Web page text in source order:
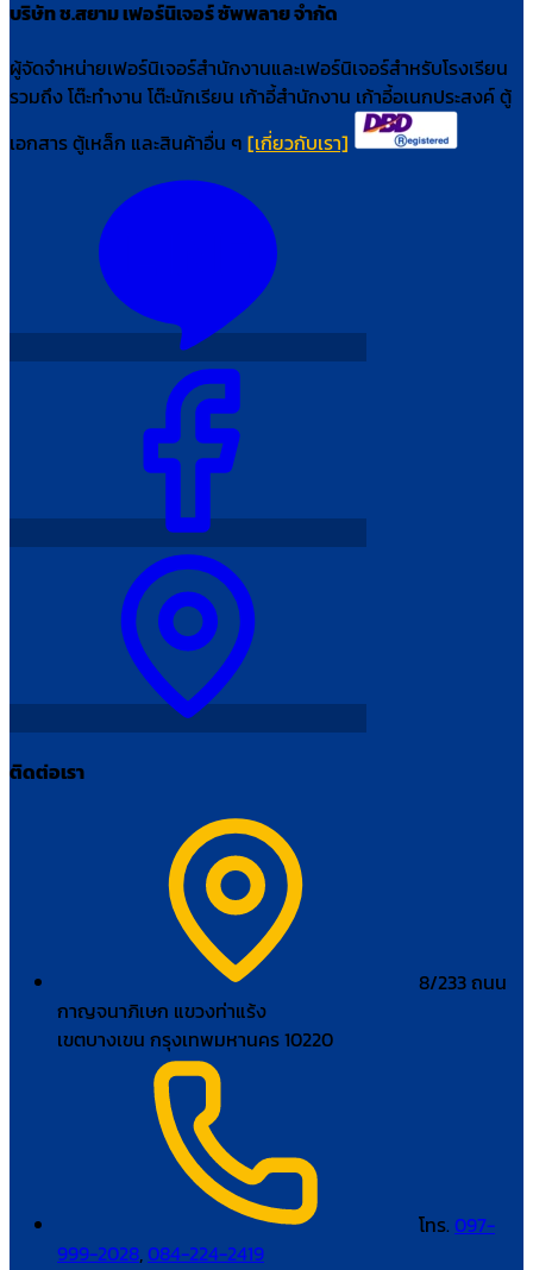
บริษัท ช.สยาม เฟอร์นิเจอร์ ซัพพลาย จำกัด
ผู้จัดจำหน่ายเฟอร์นิเจอร์สำนักงานและเฟอร์นิเจอร์สำหรับโรงเรียน
รวมถึง โต๊ะทำงาน โต๊ะนักเรียน เก้าอี้สำนักงาน เก้าอี้อเนกประสงค์ ตู้
เอกสาร ตู้เหล็ก และสินค้าอื่น ๆ [เกี่ยวกับเรา]
ติดต่อเรา
8/233 ถนน
กาญจนาภิเษก แขวงท่าแร้ง
เขตบางเขน กรุงเทพมหานคร 10220
โทร. 097-
999-2028,084-224-2419